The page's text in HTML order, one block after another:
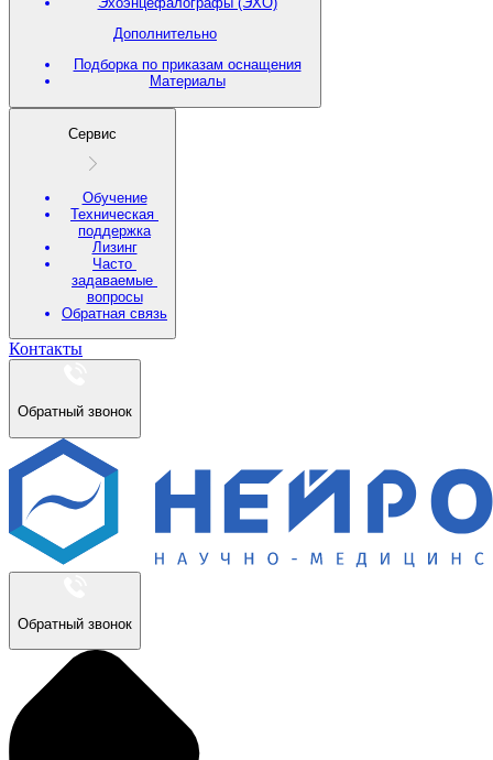
Дополнительно
Подборка по приказам оснащения
Материалы
Сервис
Обучение
Техническая
поддержка
Лизинг
Часто
задаваемые
вопросы
Обратная связь
Контакты
Обратный звонок
Обратный звонок